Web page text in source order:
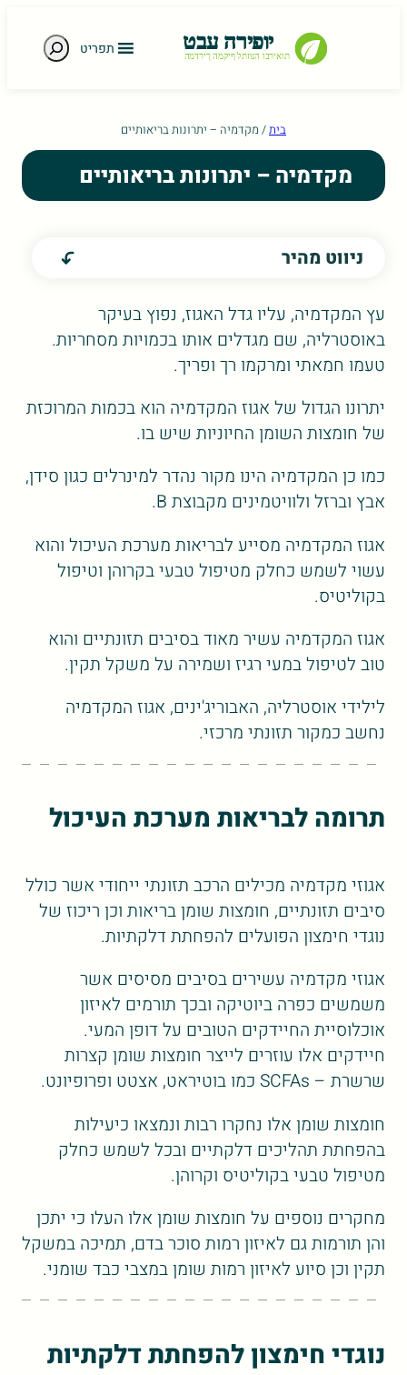
תפריט חיפוש
בית/ מקדמיה – יתרונות בריאותיים
מקדמיה – יתרונות בריאותיים
ניווט מהיר
עץ המקדמיה, עליו גדל האגוז, נפוץ בעיקר
באוסטרליה, שם מגדלים אותו בכמויות מסחריות.
טעמו חמאתי ומרקמו רך ופריך.
יתרונו הגדול של אגוז המקדמיה הוא בכמות המרוכזת
של חומצות השומן החיוניות שיש בו.
כמו כן המקדמיה הינו מקור נהדר למינרלים כגון סידן,
אבץ וברזל ולוויטמינים מקבוצת B.
אגוז המקדמיה מסייע לבריאות מערכת העיכול והוא
עשוי לשמש כחלק מטיפול טבעי בקרוהן וטיפול
בקוליטיס.
אגוז המקדמיה עשיר מאוד בסיבים תזונתיים והוא
טוב לטיפול במעי רגיז ושמירה על משקל תקין.
לילידי אוסטרליה, האבוריג'ינים, אגוז המקדמיה
נחשב כמקור תזונתי מרכזי.
תרומה לבריאות מערכת העיכול
אגוזי מקדמיה מכילים הרכב תזונתי ייחודי אשר כולל
סיבים תזונתיים, חומצות שומן בריאות וכן ריכוז של
נוגדי חימצון הפועלים להפחתת דלקתיות.
אגוזי מקדמיה עשירים בסיבים מסיסים אשר
משמשים כפרה ביוטיקה ובכך תורמים לאיזון
אוכלוסיית החיידקים הטובים על דופן המעי.
חיידקים אלו עוזרים לייצר חומצות שומן קצרות
שרשרת – SCFAs כמו בוטיראט, אצטט ופרופיונט.
חומצות שומן אלו נחקרו רבות ונמצאו כיעילות
בהפחתת תהליכים דלקתיים ובכל לשמש כחלק
מטיפול טבעי בקוליטיס וקרוהן.
מחקרים נוספים על חומצות שומן אלו העלו כי יתכן
והן תורמות גם לאיזון רמות סוכר בדם, תמיכה במשקל
תקין וכן סיוע לאיזון רמות שומן במצבי כבד שומני.
נוגדי חימצון להפחתת דלקתיות